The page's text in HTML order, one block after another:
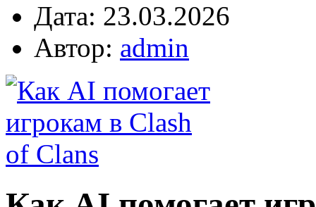
Дата: 23.03.2026
Автор: admin